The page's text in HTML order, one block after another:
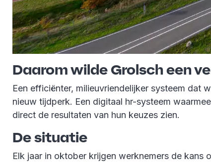
Daarom wilde Grolsch een
Een efficiënter, milieuvriendelijker systeem dat
nieuw tijdperk. Een digitaal hr-systeem
direct de resultaten van hun keuzes zien.
De situatie
Elk jaar in oktober krijgen werknemers de